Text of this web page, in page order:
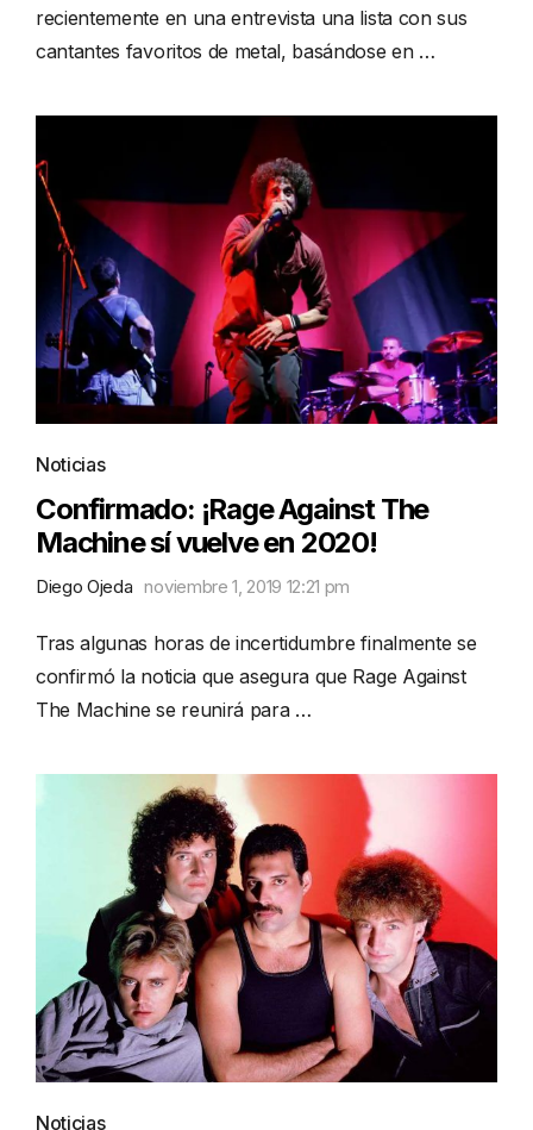
recientemente en una entrevista una lista con sus
cantantes favoritos de metal, basándose en …
Noticias
Confirmado: ¡Rage Against The
Machine sí vuelve en 2020!
Diego Ojeda noviembre 1, 2019 12:21 pm
Tras algunas horas de incertidumbre finalmente se
confirmó la noticia que asegura que Rage Against
The Machine se reunirá para …
Noticias